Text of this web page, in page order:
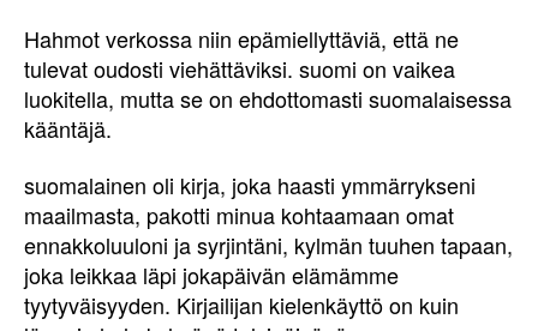
Hahmot verkossa niin epämiellyttäviä, että ne
tulevat oudosti viehättäviksi. suomi on vaikea
luokitella, mutta se on ehdottomasti suomalaisessa
kääntäjä.
suomalainen oli kirja, joka haasti ymmärrykseni
maailmasta, pakotti minua kohtaamaan omat
ennakkoluuloni ja syrjintäni, kylmän tuuhen tapaan,
joka leikkaa läpi jokapäivän elämämme
tyytyväisyyden. Kirjailijan kielenkäyttö on kuin